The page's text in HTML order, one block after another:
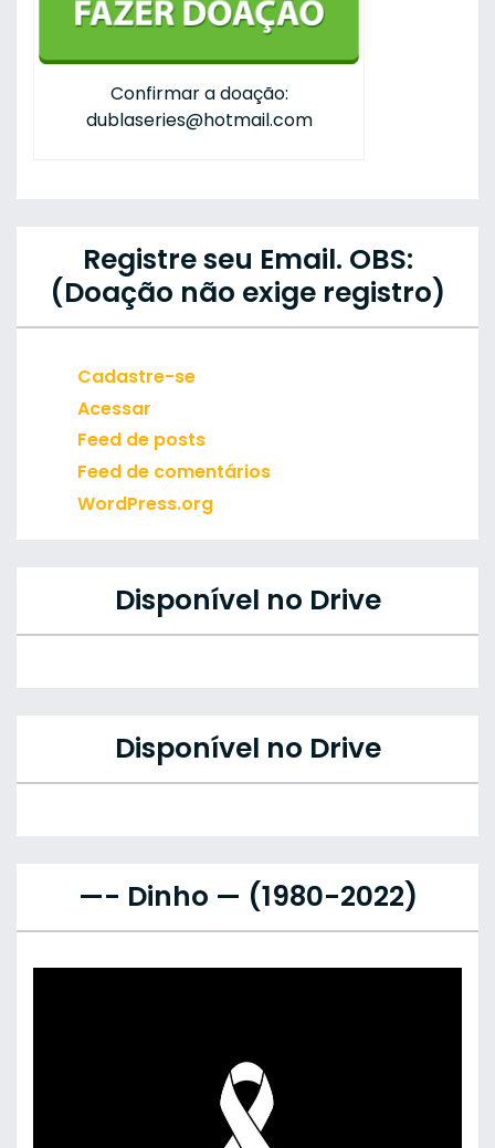
Confirmar a doação:
dublaseries@hotmail.com
Registre seu Email. OBS:
(Doação não exige registro)
Cadastre-se
Acessar
Feed de posts
Feed de comentários
WordPress.org
Disponível no Drive
Disponível no Drive
—- Dinho — (1980-2022)